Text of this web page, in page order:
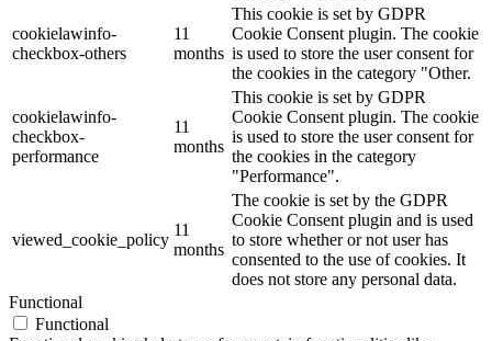
cookielawinfo-
checkbox-others
11
months
This cookie is set by GDPR
Cookie Consent plugin. The cookie
is used to store the user consent for
the cookies in the category "Other.
cookielawinfo-
checkbox-
performance
11
months
This cookie is set by GDPR
Cookie Consent plugin. The cookie
is used to store the user consent for
the cookies in the category
"Performance".
viewed_cookie_policy
11
months
The cookie is set by the GDPR
Cookie Consent plugin and is used
to store whether or not user has
consented to the use of cookies. It
does not store any personal data.
Functional
Functional